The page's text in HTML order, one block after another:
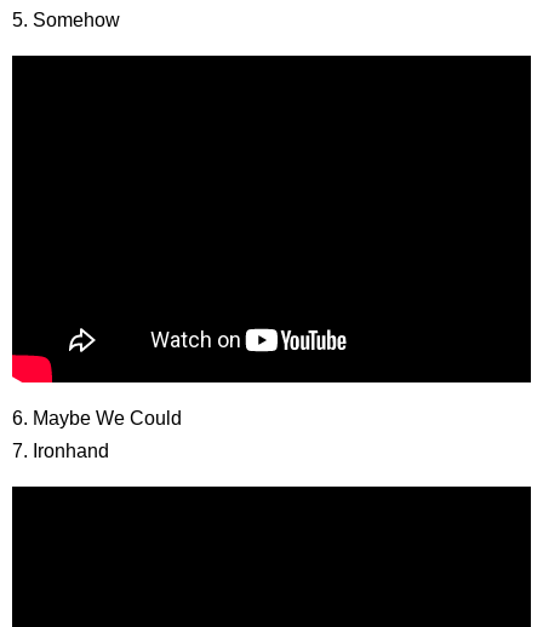
5. Somehow
6. Maybe We Could
7. Ironhand